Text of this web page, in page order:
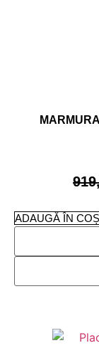
ADAUGĂ ÎN COȘ